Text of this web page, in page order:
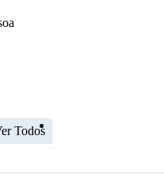
Todos